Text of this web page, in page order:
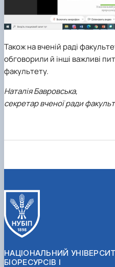
Також на вченій раді
обговорили й інші важливі
факультету.
Наталія Бавровська,
секретар вченої ради
НАЦІОНАЛЬНИЙ
БІОРЕСУРСІВ І